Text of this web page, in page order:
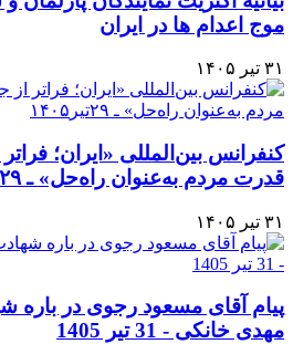
موج اعدام ها در ایران
۳۱ تیر ۱۴۰۵
کنفرانس بین‌المللی «ایران؛
قدرت مردم به‌عنوان راه‌حل» ـ ۲۹تیر۱۴۰...
۳۱ تیر ۱۴۰۵
پیام آقای مسعود رجوی در باره
مهدی خانکی - 31 تیر 1405